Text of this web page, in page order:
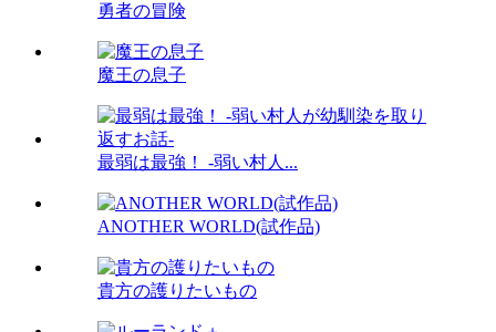
勇者の冒険
魔王の息子
最弱は最強！ -弱い村人...
ANOTHER WORLD(試作品)
貴方の護りたいもの